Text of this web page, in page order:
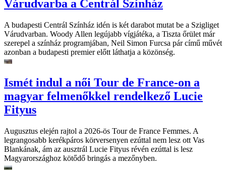
Várudvarba a Centrál Színház
A budapesti Centrál Színház idén is két darabot mutat be a Szigliget
Várudvarban. Woody Allen legújabb vígjátéka, a Tiszta őrület már
szerepel a színház programjában, Neil Simon Furcsa pár című művét
azonban a budapesti premier előtt láthatja a közönség.
Ismét indul a női Tour de France-on a
magyar felmenőkkel rendelkező Lucie
Fityus
Augusztus elején rajtol a 2026-ös Tour de France Femmes. A
legrangosabb kerékpáros körversenyen ezúttal nem lesz ott Vas
Blankának, ám az ausztrál Lucie Fityus révén ezúttal is lesz
Magyarországhoz kötődő bringás a mezőnyben.